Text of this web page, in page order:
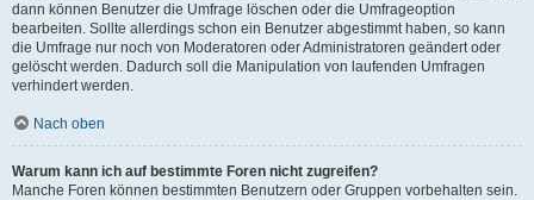
dann können Benutzer die Umfrage löschen oder die Umfrageoption
bearbeiten. Sollte allerdings schon ein Benutzer abgestimmt haben, so kann
die Umfrage nur noch von Moderatoren oder Administratoren geändert oder
gelöscht werden. Dadurch soll die Manipulation von laufenden Umfragen
verhindert werden.
Nach oben
Warum kann ich auf bestimmte Foren nicht zugreifen?
Manche Foren können bestimmten Benutzern oder Gruppen vorbehalten sein.